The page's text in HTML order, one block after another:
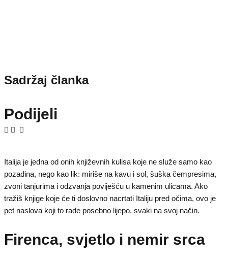
Sadržaj članka
Podijeli
Italija je jedna od onih književnih kulisa koje ne služe samo kao
pozadina, nego kao lik: miriše na kavu i sol, šuška čempresima,
zvoni tanjurima i odzvanja poviješću u kamenim ulicama. Ako
tražiš knjige koje će ti doslovno nacrtati Italiju pred očima, ovo je
pet naslova koji to rade posebno lijepo, svaki na svoj način.
Firenca, svjetlo i nemir srca